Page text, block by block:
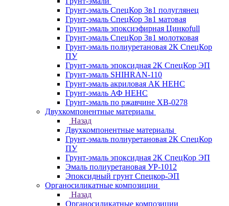
Грунт-эмаль СпецКор 3в1 полуглянец
Грунт-эмаль СпецКор 3в1 матовая
Грунт-эмаль эпоксиэфирная Цинкоfull
Грунт-эмаль СпецКор 3в1 молотковая
Грунт-эмаль полиуретановая 2К СпецКор
ПУ
Грунт-эмаль эпоксидная 2К СпецКор ЭП
Грунт-эмаль SHIHRAN-110
Грунт-эмаль акриловая АК НЕНС
Грунт-эмаль АФ НЕНС
Грунт-эмаль по ржавчине ХВ-0278
Двухкомпонентные материалы
Назад
Двухкомпонентные материалы
Грунт-эмаль полиуретановая 2К СпецКор
ПУ
Грунт-эмаль эпоксидная 2К СпецКор ЭП
Эмаль полиуретановая УР-1012
Эпоксидный грунт Спецкор-ЭП
Органосиликатные композиции
Назад
Органосиликатные композиции